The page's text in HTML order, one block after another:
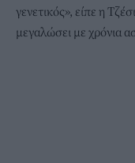
γενετικός», είπε η
μεγαλώσει με χρόνια